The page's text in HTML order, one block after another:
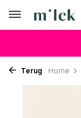
Terug Home